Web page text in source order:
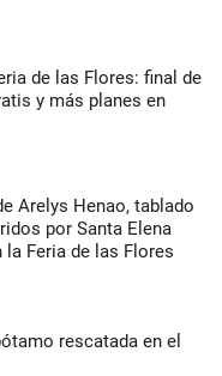
de las Flores: final de
y más planes en
Arelys Henao, tablado
por Santa Elena
Feria de las Flores
rescatada en el